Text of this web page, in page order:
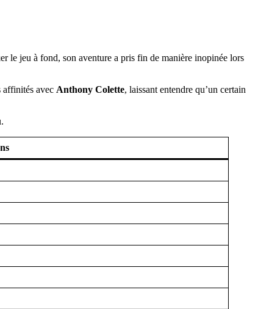
le jeu à fond, son aventure a pris fin de manière inopinée lors
affinités avec Anthony Colette, laissant entendre qu’un certain